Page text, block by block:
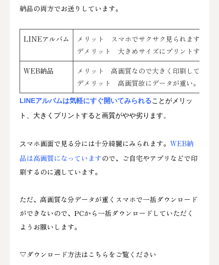
納品の両方でお送りしています。
LINEアルバム
メリット スマホでサクサク見られます。
デメリット 大きめサイズにプリントすると
WEB納品
メリット 高画質なので大きく印刷しても画
デメリット 高画質故にデータが重い。PCで
LINEアルバムは気軽にすぐ開いてみられることがメ リッ
ト
、大きくプリントすると画質がやや劣ります。
ス マホ画面で見る分には十分綺麗にみられます。 WEB納
品は高画質になっていますので、ご自宅やアプリなどで印
刷するのに適しています。
ただ、高画質な分データが重くスマホで一括ダウンロード
ができないので、PCから一括ダウンロードしていただく
ようお願いします。
▽ダウンロード方法はこちらをご覧ください